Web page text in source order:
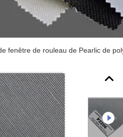
fenêtre de rouleau de Pearlic de